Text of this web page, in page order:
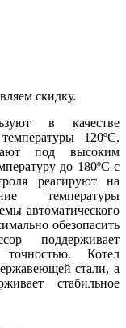
скидку.
в качестве
120ºС.
под высоким
до 180ºС с
реагируют на
температуры
автоматического
обезопасить
поддерживает
Котел
стали, а
стабильное